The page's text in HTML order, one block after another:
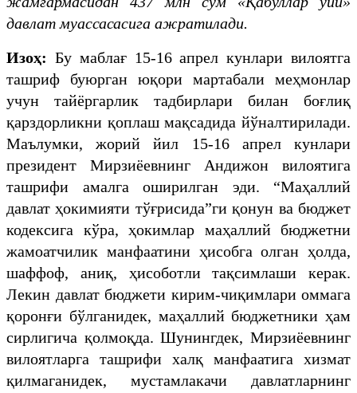
давлат муассасасига ажратилади.
Изоҳ: Бу маблағ 15-16 апрел кунлари вилоятга
ташриф буюрган юқори мартабали меҳмонлар
учун тайёргарлик тадбирлари билан боғлиқ
қарздорликни қоплаш мақсадида йўналтирилади.
Маълумки, жорий йил 15-16 апрел кунлари
президент Мирзиёевнинг Андижон вилоятига
ташрифи амалга оширилган эди. “Маҳаллий
давлат ҳокимияти тўғрисида”ги қонун ва бюджет
кодексига кўра, ҳокимлар маҳаллий бюджетни
жамоатчилик манфаатини ҳисобга олган ҳолда,
шаффоф, аниқ, ҳисоботли тақсимлаши керак.
Лекин давлат бюджети кирим-чиқимлари оммага
қоронғи бўлганидек, маҳаллий бюджетники ҳам
сирлигича қолмоқда. Шунингдек, Мирзиёевнинг
вилоятларга ташрифи халқ манфаатига хизмат
қилмаганидек, мустамлакачи давлатларнинг